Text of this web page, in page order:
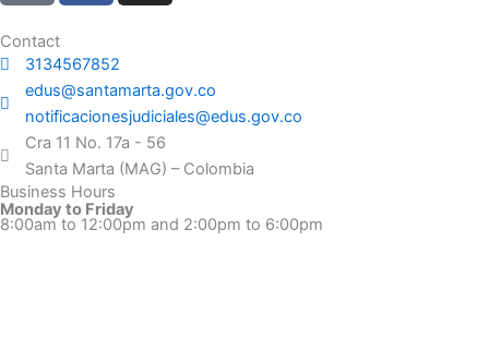
b
o
o
k
g
r
a
m
Contact
3134567852
edus@santamarta.gov.co
notificacionesjudiciales@edus.gov.co
Cra 11 No. 17a - 56
Santa Marta (MAG) – Colombia
Business Hours
Monday to Friday
8:00am to 12:00pm and 2:00pm to 6:00pm